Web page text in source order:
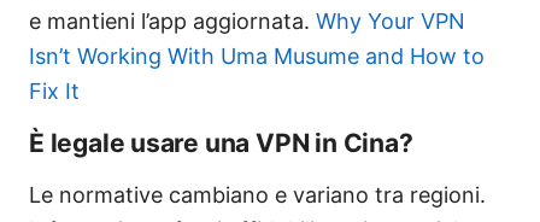
e mantieni l’app aggiornata. Why Your VPN
Isn’t Working With Uma Musume and How to
Fix It
È legale usare una VPN in Cina?
Le normative cambiano e variano tra regioni.